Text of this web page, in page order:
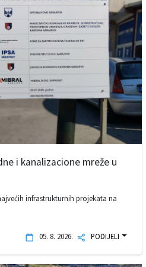
i kanalizacione mreže u
infrastrukturnih projekata na
05. 8. 2026. PODIJELI